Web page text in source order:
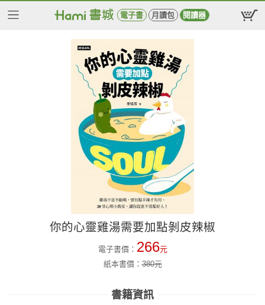
電子書 月讀包 閱讀器
你的心靈雞湯需要加點剝皮辣椒
電子書價： 266元
紙本書價：380元
書籍資訊